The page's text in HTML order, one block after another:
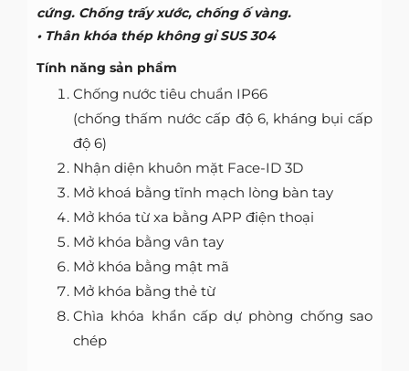
cứng. Chống trấy xước, chống ố vàng.
• Thân khóa thép không gỉ SUS 304
Tính năng sản phẩm
Chống nước tiêu chuẩn IP66
(chống thấm nước cấp độ 6, kháng bụi cấp
độ 6)
Nhận diện khuôn mặt Face-ID 3D
Mở khoá bằng tĩnh mạch lòng bàn tay
Mở khóa từ xa bằng APP điện thoại
Mở khóa bằng vân tay
Mở khóa bằng mật mã
Mở khóa bằng thẻ từ
Chìa khóa khẩn cấp dự phòng chống sao
chép